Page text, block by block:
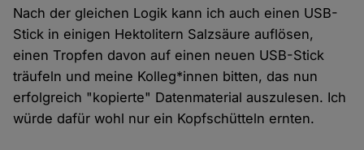
Nach der gleichen Logik kann ich auch einen USB-
Stick in einigen Hektolitern Salzsäure auflösen,
einen Tropfen davon auf einen neuen USB-Stick
träufeln und meine Kolleg*innen bitten, das nun
erfolgreich "kopierte" Datenmaterial auszulesen. Ich
würde dafür wohl nur ein Kopfschütteln ernten.